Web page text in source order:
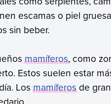
escamas o piel
sin beber.
mamíferos, como
Estos suelen estar
Losmamíferosde